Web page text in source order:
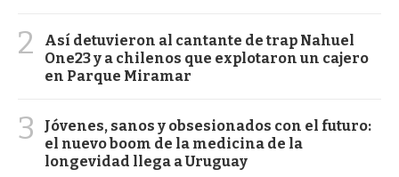
2
Así detuvieron al cantante de trap Nahuel
One23 y a chilenos que explotaron un cajero
en Parque Miramar
3
Jóvenes, sanos y obsesionados con el futuro:
el nuevo boom de la medicina de la
longevidad llega a Uruguay